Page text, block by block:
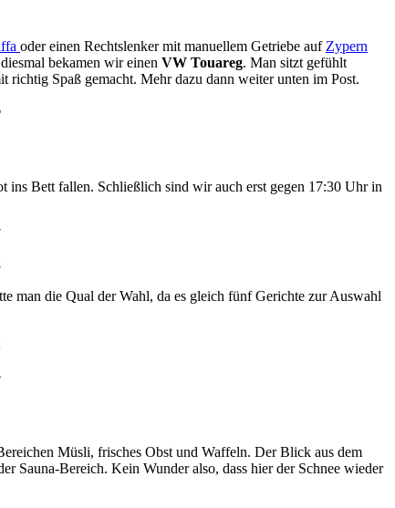
oder einen Rechtslenker mit manuellem Getriebe auf Zypern
bekamen wir einen VW Touareg. Man sitzt gefühlt
richtig Spaß gemacht. Mehr dazu dann weiter unten im Post.
ins Bett fallen. Schließlich sind wir auch erst gegen 17:30 Uhr in
man die Qual der Wahl, da es gleich fünf Gerichte zur Auswahl
Müsli, frisches Obst und Waffeln. Der Blick aus dem
Sauna-Bereich. Kein Wunder also, dass hier der Schnee wieder